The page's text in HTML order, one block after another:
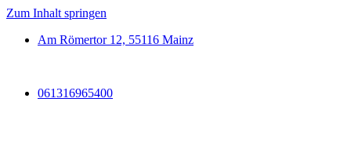
Zum Inhalt springen
Am Römertor 12, 55116 Mainz
061316965400